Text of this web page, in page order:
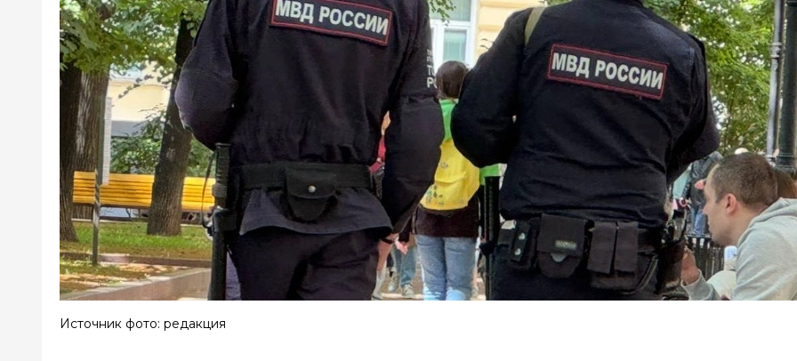
Источник фото: редакция